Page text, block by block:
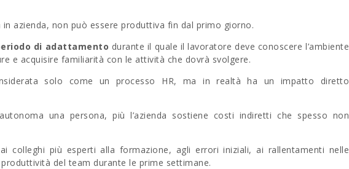
azienda, non può essere produttiva fin dal primo giorno.
di adattamento durante il quale il lavoratore deve conoscere l’ambiente
e acquisire familiarità con le attività che dovrà svolgere.
solo come un processo HR, ma in realtà ha un impatto diretto
una persona, più l’azienda sostiene costi indiretti che spesso non
colleghi più esperti alla formazione, agli errori iniziali, ai rallentamenti nelle
del team durante le prime settimane.